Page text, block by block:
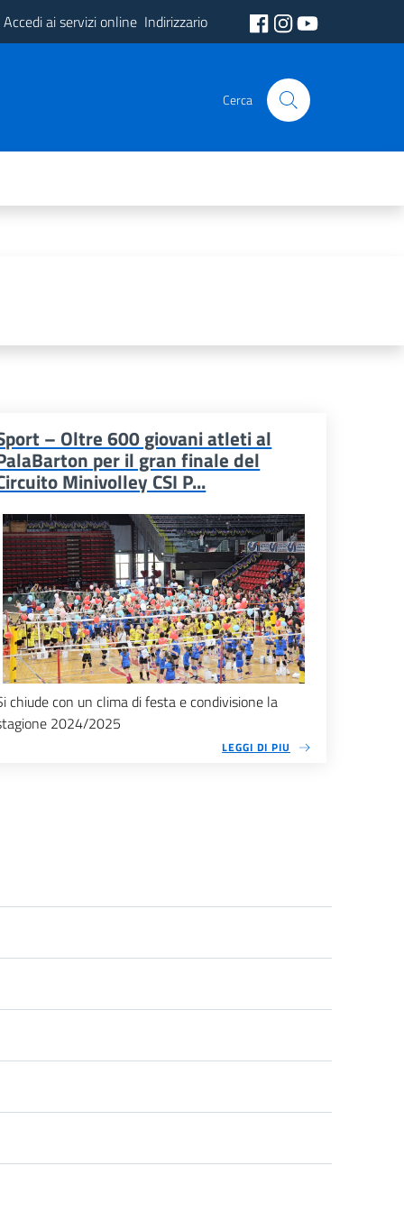
Accedi ai servizi online Indirizzario
Cerca
– Oltre 600 giovani atleti al
per il gran finale del
Minivolley CSI P...
chiude con un clima di festa e condivisione la
2024/2025
LEGGI DI PIU